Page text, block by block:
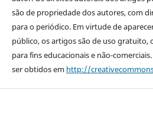
são de propriedade dos autores, com
para o periódico. Em virtude de
público, os artigos são de uso gratuito,
para fins educacionais e não-
ser obtidos em http://